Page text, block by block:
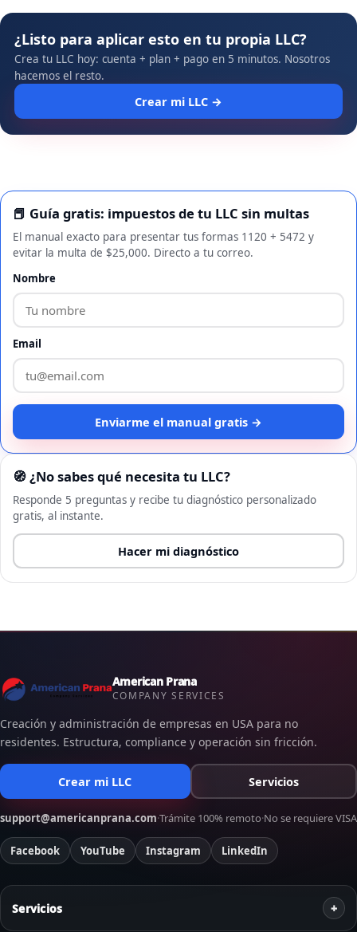
¿Listo para aplicar esto en tu propia LLC?
Crea tu LLC hoy: cuenta + plan + pago en 5 minutos. Nosotros
hacemos el resto.
Crear mi LLC →
📕 Guía gratis: impuestos de tu LLC sin multas
El manual exacto para presentar tus formas 1120 + 5472 y
evitar la multa de $25,000. Directo a tu correo.
Nombre
Email
Enviarme el manual gratis →
🧭 ¿No sabes qué necesita tu LLC?
Responde 5 preguntas y recibe tu diagnóstico personalizado
gratis, al instante.
Hacer mi diagnóstico
American Prana
COMPANY SERVICES
Creación y administración de empresas en USA para no
residentes. Estructura, compliance y operación sin fricción.
Crear mi LLC Servicios
support@americanprana.com·Trámite 100% remoto·No se requiere VISA
Facebook YouTube Instagram LinkedIn
Servicios